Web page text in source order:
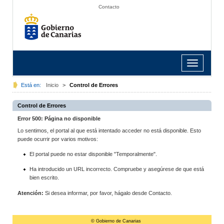
Contacto
Toggle
navigation
Está en: Inicio > Control de Errores
Control de Errores
Error 500: Página no disponible
Lo sentimos, el portal al que está intentado acceder no está disponible. Esto
puede ocurrir por varios motivos:
El portal puede no estar disponible "Temporalmente".
Ha introducido un URL incorrecto. Compruebe y asegúrese de que está
bien escrito.
Atención: Si desea informar, por favor, hágalo desde Contacto.
© Gobierno de Canarias